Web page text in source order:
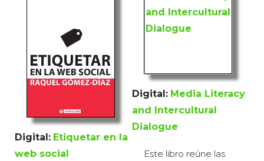
Digital: Etiquetar en la
web social
Digital: Media Literacy
and Intercultural
Dialogue
Este libro reúne las